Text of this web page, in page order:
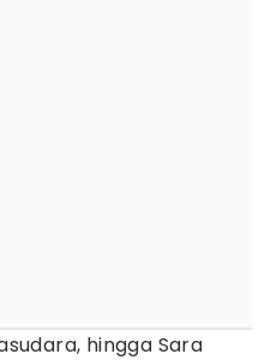
hingga Sara